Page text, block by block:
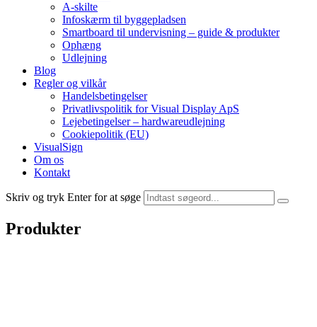
A-skilte
Infoskærm til byggepladsen
Smartboard til undervisning – guide & produkter
Ophæng
Udlejning
Blog
Regler og vilkår
Handelsbetingelser
Privatlivspolitik for Visual Display ApS
Lejebetingelser – hardwareudlejning
Cookiepolitik (EU)
VisualSign
Om os
Kontakt
Skriv og tryk Enter for at søge
Produkter